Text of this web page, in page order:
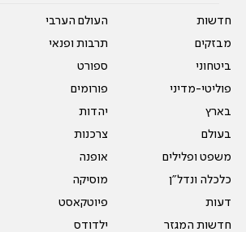
חדשות
מבזקים
ביטחוני
פוליטי-מדיני
בארץ
בעולם
משפט ופלילים
כלכלה ונדל"ן
דעות
חדשות המגזר
העולם הערבי
תרבות ופנאי
ספורט
פורומים
יהדות
צרכנות
אופנה
מוסיקה
פיוטקאסט
ילדודס